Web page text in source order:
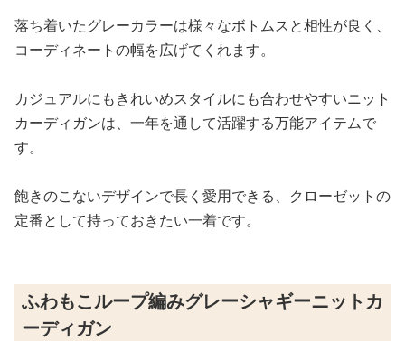
落ち着いたグレーカラーは様々なボトムスと相性が良く、
コーディネートの幅を広げてくれます。
カジュアルにもきれいめスタイルにも合わせやすいニット
カーディガンは、一年を通して活躍する万能アイテムで
す。
飽きのこないデザインで長く愛用できる、クローゼットの
定番として持っておきたい一着です。
ふわもこループ編みグレーシャギーニットカ
ーディガン